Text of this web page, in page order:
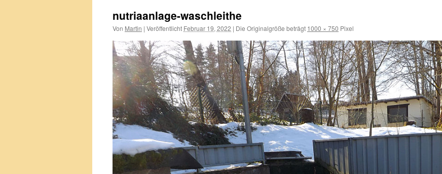
nutriaanlage-waschleithe
Von Martin | Veröffentlicht Februar 19, 2022 | Die Originalgröße beträgt 1000 × 750 Pixel